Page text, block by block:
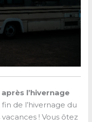
l’hivernage
de l’hivernage du
! Vous ôtez